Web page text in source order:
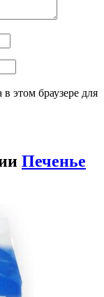
этом браузере для
Печенье